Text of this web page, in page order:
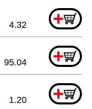
+
4.32
+
95.04
+
1.20